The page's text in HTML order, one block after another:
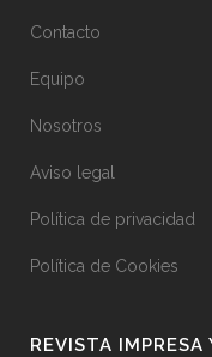
Contacto
Equipo
Nosotros
Aviso legal
Política de privacidad
Política de Cookies
REVISTA IMPRESA